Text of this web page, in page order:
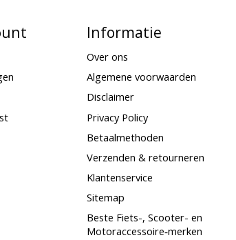
Informatie
Over ons
Algemene voorwaarden
Disclaimer
Privacy Policy
Betaalmethoden
Verzenden & retourneren
Klantenservice
Sitemap
Beste Fiets-, Scooter- en
Motoraccessoire‑merken